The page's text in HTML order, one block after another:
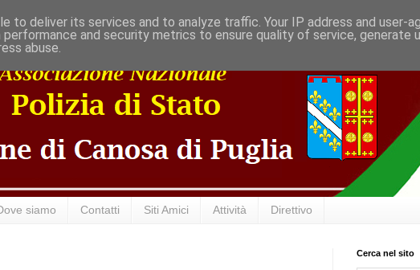
siamo Contatti Siti Amici Attività Direttivo
Cerca nel sito
to deliver its services and to analyze traffic. Your IP address and user-
and security metrics to ensure quality of service, generate
abuse.